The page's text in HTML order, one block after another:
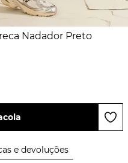
Nadador Preto
e devoluções